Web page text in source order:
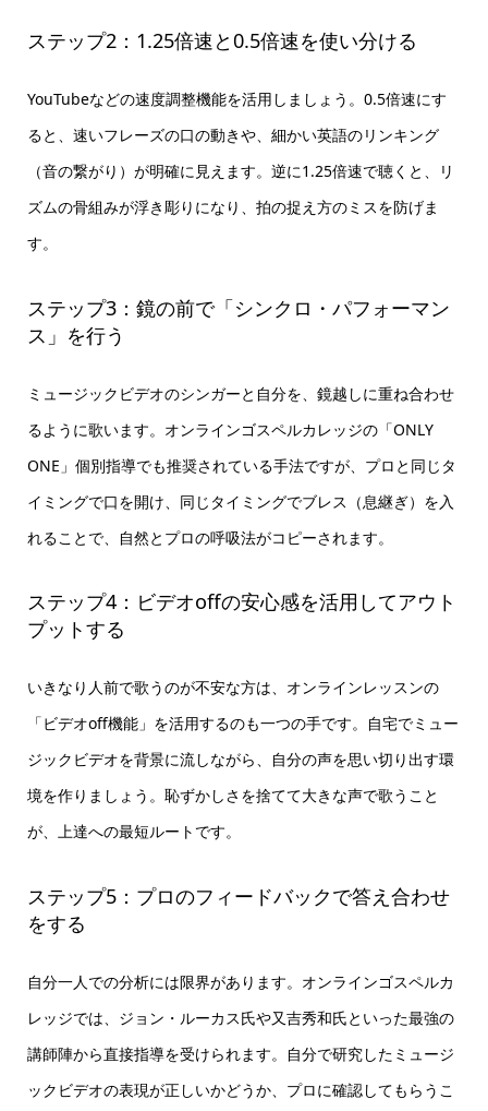
ステップ2：1.25倍速と0.5倍速を使い分ける
YouTubeなどの速度調整機能を活用しましょう。0.5倍速にす
ると、速いフレーズの口の動きや、細かい英語のリンキング
（音の繋がり）が明確に見えます。逆に1.25倍速で聴くと、リ
ズムの骨組みが浮き彫りになり、拍の捉え方のミスを防げま
す。
ステップ3：鏡の前で「シンクロ・パフォーマン
ス」を行う
ミュージックビデオのシンガーと自分を、鏡越しに重ね合わせ
るように歌います。オンラインゴスペルカレッジの「ONLY
ONE」個別指導でも推奨されている手法ですが、プロと同じタ
イミングで口を開け、同じタイミングでブレス（息継ぎ）を入
れることで、自然とプロの呼吸法がコピーされます。
ステップ4：ビデオoffの安心感を活用してアウト
プットする
いきなり人前で歌うのが不安な方は、オンラインレッスンの
「ビデオoff機能」を活用するのも一つの手です。自宅でミュー
ジックビデオを背景に流しながら、自分の声を思い切り出す環
境を作りましょう。恥ずかしさを捨てて大きな声で歌うこと
が、上達への最短ルートです。
ステップ5：プロのフィードバックで答え合わせ
をする
自分一人での分析には限界があります。オンラインゴスペルカ
レッジでは、ジョン・ルーカス氏や又吉秀和氏といった最強の
講師陣から直接指導を受けられます。自分で研究したミュージ
ックビデオの表現が正しいかどうか、プロに確認してもらうこ